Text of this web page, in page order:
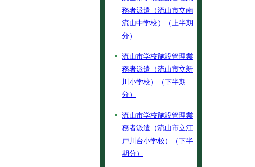
務者派遣（流山市立南
流山中学校）（上半期
分）
流山市学校施設管理業
務者派遣（流山市立新
川小学校）（下半期
分）
流山市学校施設管理業
務者派遣（流山市立江
戸川台小学校）（下半
期分）